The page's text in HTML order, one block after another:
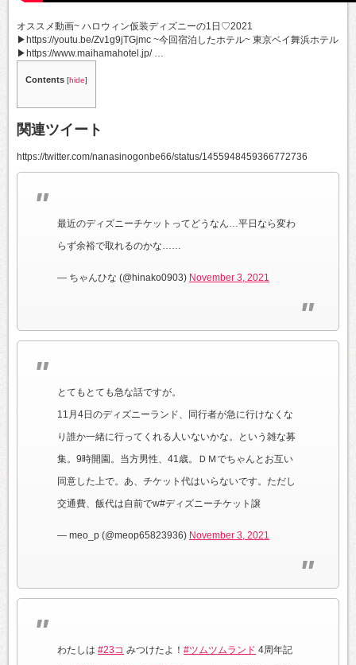
オススメ動画~ ハロウィン仮装ディズニーの1日♡2021
▶︎https://youtu.be/Zv1g9jTGjmc ~今回宿泊したホテル~ 東京ベイ舞浜ホテル
▶︎https://www.maihamahotel.jp/ …
Contents [hide]
関連ツイート
https://twitter.com/nanasinogonbe66/status/1455948459366772736
最近のディズニーチケットってどうなん…平日なら変わ
らず余裕で取れるのかな……
— ちゃんひな (@hinako0903) November 3, 2021
とてもとても急な話ですが。
11月4日のディズニーランド、同行者が急に行けなくな
り誰か一緒に行ってくれる人いないかな。という雑な募
集。9時開園。当方男性、41歳。ＤＭでちゃんとお互い
同意した上で。あ、チケット代はいらないです。ただし
交通費、飯代は自前でw#ディズニーチケット譲
— meo_p (@meop65823936) November 3, 2021
わたしは #23コ みつけたよ！ #ツムツムランド 4周年記